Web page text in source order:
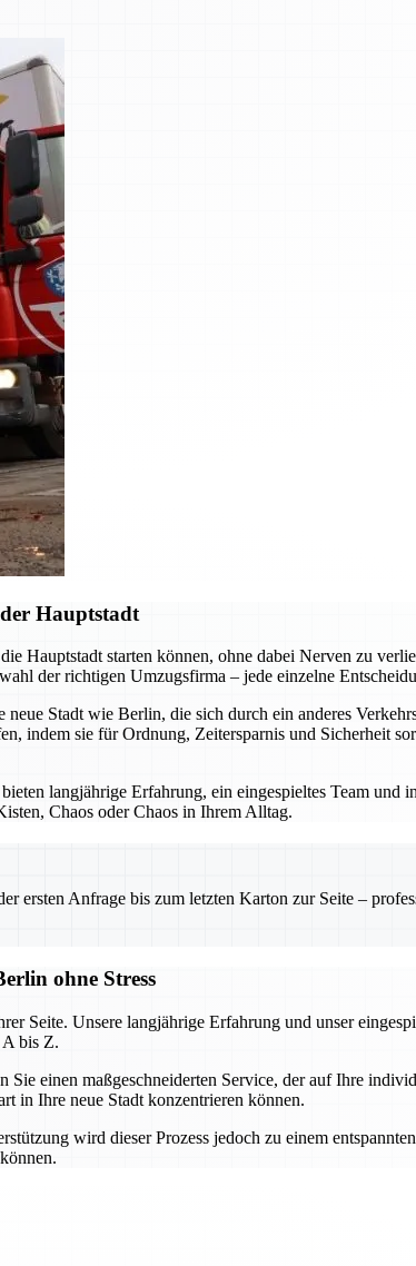
Hauptstadt
Hauptstadt starten können, ohne dabei Nerven zu
der richtigen Umzugsfirma – jede einzelne
Stadt wie Berlin, die sich durch ein anderes
indem sie für Ordnung, Zeitersparnis und Sicherheit
langjährige Erfahrung, ein eingespieltes Team und
Chaos oder Chaos in Ihrem Alltag.
ersten Anfrage bis zum letzten Karton zur Seite –
ohne Stress
Seite. Unsere langjährige Erfahrung und unser
A bis Z.
einen maßgeschneiderten Service, der auf Ihre
in Ihre neue Stadt konzentrieren können.
wird dieser Prozess jedoch zu einem